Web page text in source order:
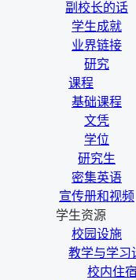
副校长的话
学生成就
业界链接
研究
课程
基础课程
文凭
学位
研究生
密集英语
宣传册和视频
学生资源
校园设施
教学与学习
校内住宿